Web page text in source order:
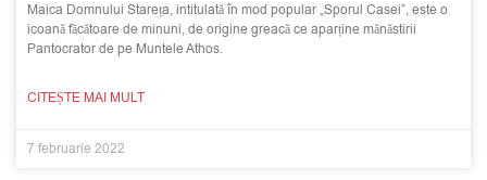
Maica Domnului Stareța, intitulată în mod popular „Sporul Casei”, este o
icoană făcătoare de minuni, de origine greacă ce aparține mănăstirii
Pantocrator de pe Muntele Athos.
CITEȘTE MAI MULT
7 februarie 2022